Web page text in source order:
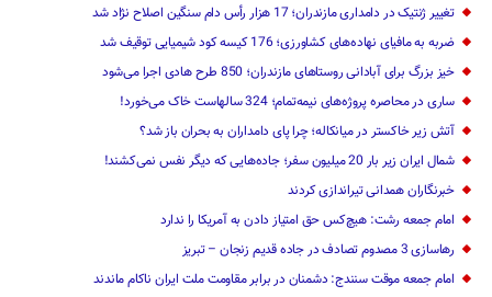
تغییر ژنتیک‌ در دامداری مازندران؛ 17 هزار رأس دام سنگین ‌اصلاح نژاد شد
ضربه ‌به مافیای نهاده‌های کشاورزی؛ 176 کیسه کود شیمیایی توقیف شد
خیز بزرگ برای آبادانی روستاهای مازندران؛ 850 طرح هادی ‌اجرا می‌شود
ساری در محاصره پروژه‌های نیمه‌تمام؛ 324 سالهاست خاک می‌خورد!
آتش زیر خاکستر در میانکاله؛ چرا پای دامداران به بحران باز شد؟
شمال ایران زیر بار 20 میلیون سفر؛ جاده‌هایی که دیگر نفس نمی‌کشند!
خبرنگاران همدانی تیراندازی کردند
امام جمعه رشت: هیچ‌کس حق امتیاز دادن به آمریکا را ندارد
رهاسازی 3 مصدوم تصادف در جاده قدیم زنجان – تبریز
امام جمعه موقت سنندج: دشمنان در برابر مقاومت ملت ایران ناکام ماندند